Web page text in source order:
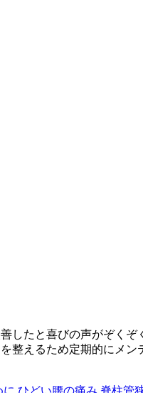
たと喜びの声がぞく
整えるため定期的にメ